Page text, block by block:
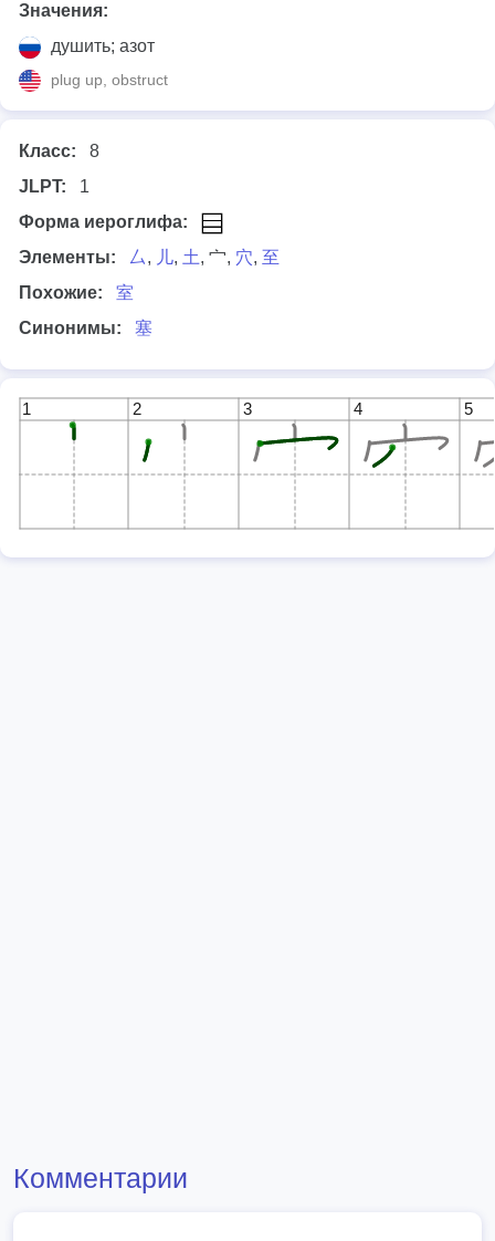
Значения:
душить; азот
plug up, obstruct
Класс:
8
JLPT:
1
Форма иероглифа:
Элементы:
厶, 儿, 土, 宀, 穴, 至
Похожие:
室
Синонимы:
塞
1 2 3 4 5
Комментарии